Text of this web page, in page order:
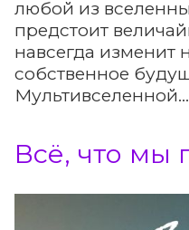
любой из
предстоит
навсегда изменит
собственное
Мультивселенной...
Всё, что мы